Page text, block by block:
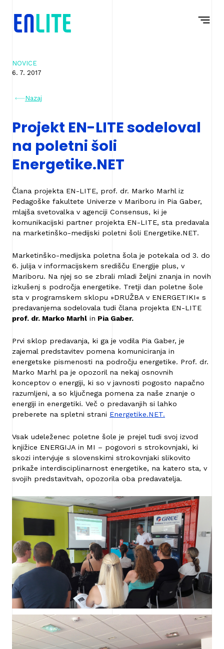
NOVICE
6. 7. 2017
Nazaj
Projekt EN-LITE sodeloval
na poletni šoli
Energetike.NET
Člana projekta EN-LITE, prof. dr. Marko Marhl iz
Pedagoške fakultete Univerze v Mariboru in Pia Gaber,
mlajša svetovalka v agenciji Consensus, ki je
komunikacijski partner projekta EN-LITE, sta predavala
na marketinško-medijski poletni šoli Energetike.NET.
Marketinško-medijska poletna šola je potekala od 3. do
6. julija v informacijskem središču Energije plus, v
Mariboru. Na njej so se zbrali mladi željni znanja in novih
izkušenj s področja energetike. Tretji dan poletne šole
sta v programskem sklopu »DRUŽBA v ENERGETIKI« s
predavanjema sodelovala tudi člana projekta EN-LITE
prof. dr. Marko Marhl in Pia Gaber.
Prvi sklop predavanja, ki ga je vodila Pia Gaber, je
zajemal predstavitev pomena komuniciranja in
energetske pismenosti na področju energetike. Prof. dr.
Marko Marhl pa je opozoril na nekaj osnovnih
konceptov o energiji, ki so v javnosti pogosto napačno
razumljeni, a so ključnega pomena za naše znanje o
energiji in energetiki. Več o predavanjih si lahko
preberete na spletni strani Energetike.NET.
Vsak udeleženec poletne šole je prejel tudi svoj izvod
knjižice ENERGIJA in MI – pogovori s strokovnjaki, ki
skozi intervjuje s slovenskimi strokovnjaki slikovito
prikaže interdisciplinarnost energetike, na katero sta, v
svojih predstavitvah, opozorila oba predavatelja.